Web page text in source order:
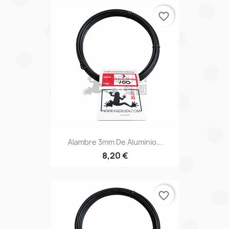
Alambre 3mm De Aluminio...
8,20 €
favorite_border
favorite_border